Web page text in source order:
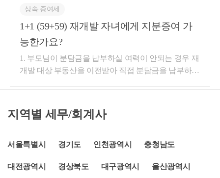
써 일시적으로 1주택과 1분양권을 소유하게 된 경우
종전주택을 취득한 날부터 1년 이상이 지난 후에 분양
권을 취득하고 그 분양권을 취득한 날부터 3년 이내에
는 경우로서 기획재정부령으로 정하는 사유에 해당하
는 경우를 포함한다)에는 이를 1세대 1주택으로 보아
득한 날부터 1년 이상이 지난 후 분양권을 취득하는 요
양도하기 전에 분양권을 취득함으로써 일시적으로 1
주택과 1분양권을 소유하게 된 경우 종전주택을 취득
당 주택에 2년이상 거주를 하지 않은 경우, 1세대 1주
택 양도세 비과세는 불가능합니다. 다만, 기재하신 것
처럼 해당 주택이 상생임대요건을 충족하면서 2년이
상 임대할 경우 2년 이상 거주를 하지 않더라도, 1세대
1주택 양도세 비과세를 적용받을 수 있습니다. 상생임
대주택 요건은 대략적으로 다음과 같으며, 아래 기획
약'대비 임대료를 5%이내 인상하면서 2년이상 임대 2)
'직전계약'이란 임차인과 본인이 직접 계약하고 1년 6
터 적용 4) '직전계약' 이후의 갱신기한은 '24.12.31까지
BbsId1=MOSFBBS_000000000028&searchNttId1=MOSF
용시 2년 거주 없이 비과세 가능합니다. 자세한 내용은
com/highyes_tax/222499472994
조정대상지역 여부는 잔금청산일 기준으로 판단합니
다. 따라서 2024년 12월 계약 당시 무주택자였다면, 원
칙적으로는 취득세 1~3% 일반세율 적용되는 것으로
보입니다. 다만 완공 전 배우자와 공동명의로 변경하
는 경우는 별도로 보셔야 합니다. 배우자 입장에서는
이미 1주택을 보유한 상태에서 해당 분양권 주택의 지
가 발생할 수 있습니다. 저는 부동산 관련 세법, 경매학
원 강의, 양도·상속·증여 등에 대한 내용으로 블로그 운
9이고, 참고해 보시면 좋을 것 같습니다. 자세한 내용
세무사로 연락 주시면 답변드리겠습니다. 감사합니다.
다고 하셨기 때문에 C주택의 취득시점에 분양권은 주
택으로 기산됩니다. 따라서 다주택자에 대한 취득세율
을 부담하실 것으로 예상됩니다. 관련법령(지방세법
따른 관리처분계획의 인가 및 「빈집 및 소규모주택
정비에 관한 특례법」 제29조에 따른 사업시행계획인
업, 「빈집 및 소규모주택 정비에 관한 특례법」에 따
포함한다)으로 한정하며, 이에 딸린 토지를 포함한다.
거용 건축물이 멸실된 경우라도 해당 조합원입주권 소
상속∙증여세
1+1 (59+59) 재개발 자녀에게 지분증여 가
능한가요?
1. 부모님이 분담금을 납부하실 여력이 안되는 경우 재
개발 대상 부동산을 이전받아 직접 분담금을 납부하시
에 없으므로 조합원 자격을 인수 받아서 가치상승효과
를 직접 자녀분이 가져가시는게 상속세 절세전략이 될
인가후에는 부동산을 이전받아도 조합원이 될 수 없습
에 부동산을 인수하시어야 합니다. 인수 방법은 증여
지역별 세무/회계사
서울특별시 경기도 인천광역시 충청남도
대전광역시 경상북도 대구광역시 울산광역시